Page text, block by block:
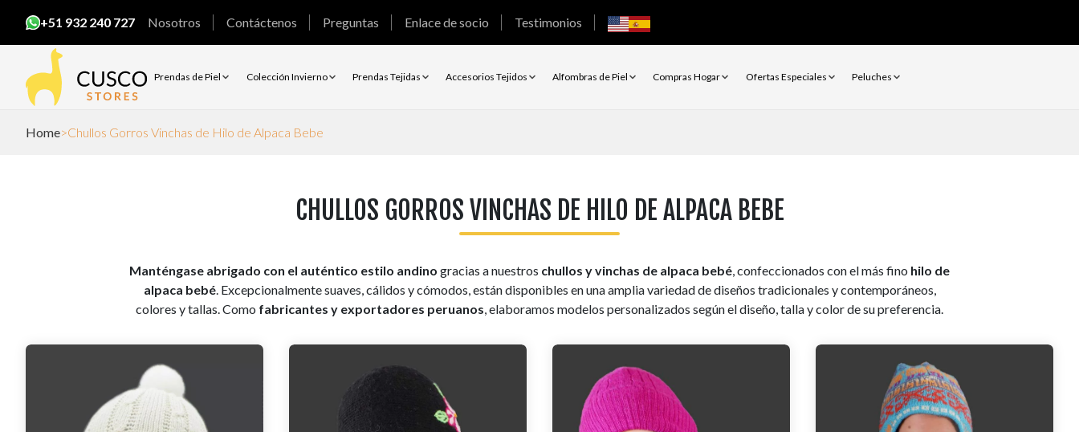
+51 932 240 727 Nosotros Contáctenos Preguntas Enlace de socio Testimonios
Prendas de Piel Colección Invierno Prendas Tejidas Accesorios Tejidos Alfombras de Piel Compras Hogar Ofertas Especiales Peluches
Home Chullos Gorros Vinchas de Hilo de Alpaca Bebe
CHULLOS GORROS VINCHAS DE HILO DE ALPACA BEBE
Manténgase abrigado con el auténtico estilo andino gracias a nuestros chullos y vinchas de alpaca bebé, confeccionados con el más fino hilo de
alpaca bebé. Excepcionalmente suaves, cálidos y cómodos, están disponibles en una amplia variedad de diseños tradicionales y contemporáneos,
colores y tallas. Como fabricantes y exportadores peruanos, elaboramos modelos personalizados según el diseño, talla y color de su preferencia.